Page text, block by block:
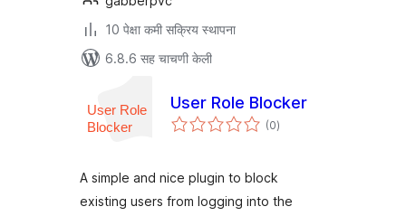
10 पेक्षा कमी सक्रिय स्थापना
6.8.6 सह चाचणी केली
User Role Blocker
(0एकूण
मूल्यांकन
)
A simple and nice plugin to block
existing users from logging into the